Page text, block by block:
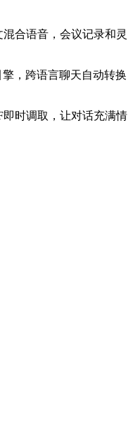
合语音，会议记录和灵
，跨语言聊天自动转换
即时调取，让对话充满情